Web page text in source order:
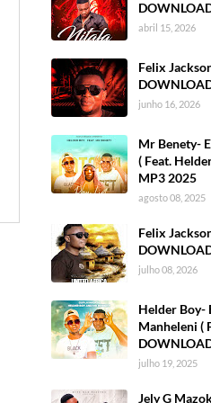
abril 15, 2026
Felix
junho 16, 2026
Mr Benety-
( Feat.
MP3 2025
agosto 08, 2025
Felix
julho 08, 2026
Helder Boy-
Manheleni (
julho 19, 2025
Jely G